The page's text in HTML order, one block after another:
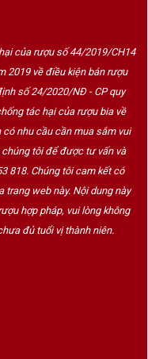
giấy cao cấp
tặng cá nhân,
tri ân, hoặchoa
– mang đậm phong
nghiệp
của rượu số 44/2019/CH14
2019 về điều kiện bán rượu
số 24/2020/NĐ - CP quy
tác hại của rượu bia về
có nhu cầu cần mua sắm vui
tôi để được tư vấn và
818. Chúng tôi cam kết có
trang web này. Nội dung này
hợp pháp, vui lòng không
đủ tuổi vị thành niên.